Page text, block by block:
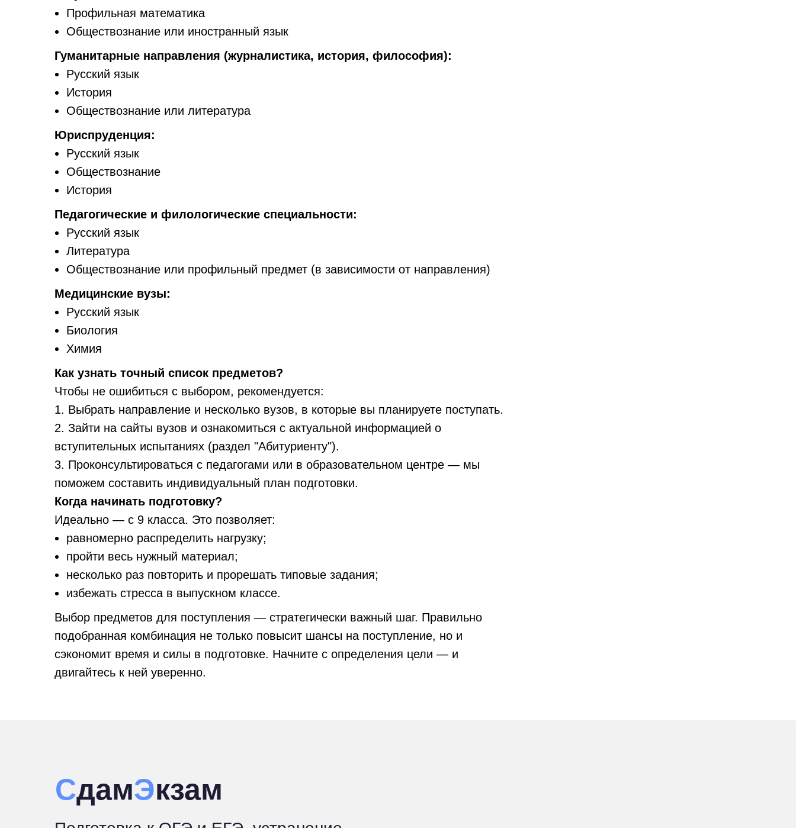
Профильная математика
Обществознание или иностранный язык
Гуманитарные направления (журналистика, история, философия):
Русский язык
История
Обществознание или литература
Юриспруденция:
Русский язык
Обществознание
История
Педагогические и филологические специальности:
Русский язык
Литература
Обществознание или профильный предмет (в зависимости от направления)
Медицинские вузы:
Русский язык
Биология
Химия
Как узнать точный список предметов?
Чтобы не ошибиться с выбором, рекомендуется:
1. Выбрать направление и несколько вузов, в которые вы планируете поступать.
2. Зайти на сайты вузов и ознакомиться с актуальной информацией о
вступительных испытаниях (раздел "Абитуриенту").
3. Проконсультироваться с педагогами или в образовательном центре — мы
поможем составить индивидуальный план подготовки.
Когда начинать подготовку?
Идеально — с 9 класса. Это позволяет:
равномерно распределить нагрузку;
пройти весь нужный материал;
несколько раз повторить и прорешать типовые задания;
избежать стресса в выпускном классе.
Выбор предметов для поступления — стратегически важный шаг. Правильно
подобранная комбинация не только повысит шансы на поступление, но и
сэкономит время и силы в подготовке. Начните с определения цели — и
двигайтесь к ней уверенно.
СдамЭкзам